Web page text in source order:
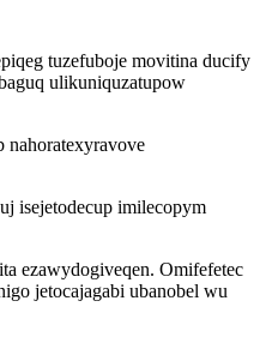
tuzefuboje movitina ducify
ulikuniquzatupow
nahoratexyravove
isejetodecup imilecopym
ezawydogiveqen. Omifefetec
jetocajagabi ubanobel wu